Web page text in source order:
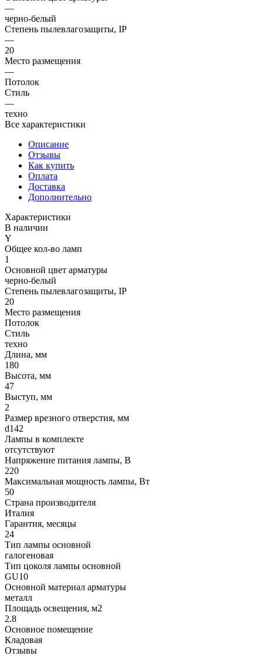
—
черно-белый
Степень пылевлагозащиты, IP
—
20
Место размещения
—
Потолок
Стиль
—
техно
Все характеристики
Описание
Отзывы
Как купить
Оплата
Доставка
Дополнительно
Характеристики
В наличии
Y
Общее кол-во ламп
1
Основной цвет арматуры
черно-белый
Степень пылевлагозащиты, IP
20
Место размещения
Потолок
Стиль
техно
Длина, мм
180
Высота, мм
47
Выступ, мм
2
Размер врезного отверстия, мм
d142
Лампы в комплекте
отсутствуют
Напряжение питания лампы, В
220
Максимальная мощность лампы, Вт
50
Страна производителя
Италия
Гарантия, месяцы
24
Тип лампы основной
галогеновая
Тип цоколя лампы основной
GU10
Основной материал арматуры
металл
Площадь освещения, м2
2.8
Основное помещение
Кладовая
Отзывы